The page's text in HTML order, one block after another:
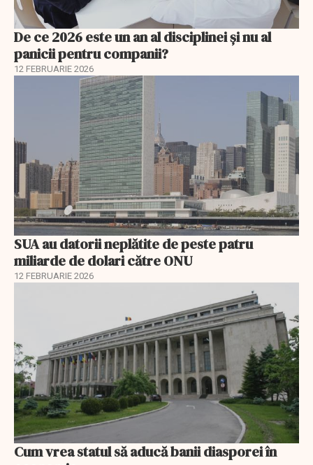
De ce 2026 este un an al disciplinei și nu al
panicii pentru companii?
12 FEBRUARIE 2026
SUA au datorii neplătite de peste patru
miliarde de dolari către ONU
12 FEBRUARIE 2026
Cum vrea statul să aducă banii diasporei în